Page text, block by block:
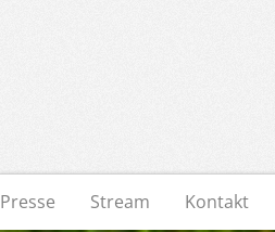
Presse Stream Kontakt